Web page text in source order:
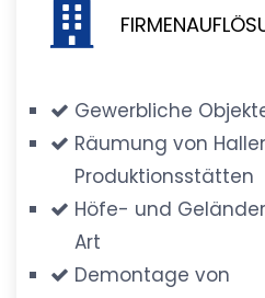
Gewerbliche
Räumung von
Produktionsstätten
Höfe- und
Art
Demontage von